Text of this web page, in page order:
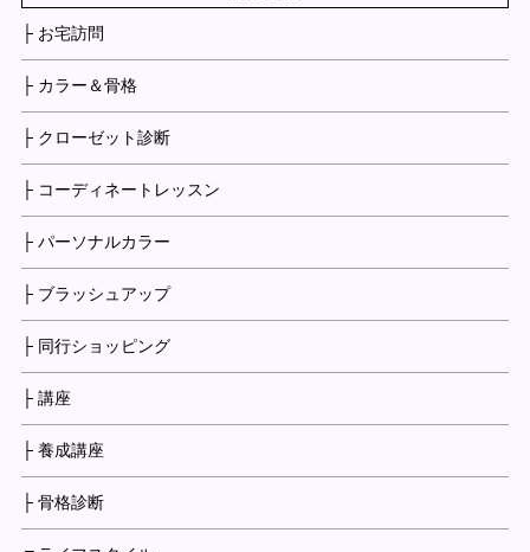
├ お宅訪問
├ カラー＆骨格
├ クローゼット診断
├ コーディネートレッスン
├ パーソナルカラー
├ ブラッシュアップ
├ 同行ショッピング
├ 講座
├ 養成講座
├ 骨格診断